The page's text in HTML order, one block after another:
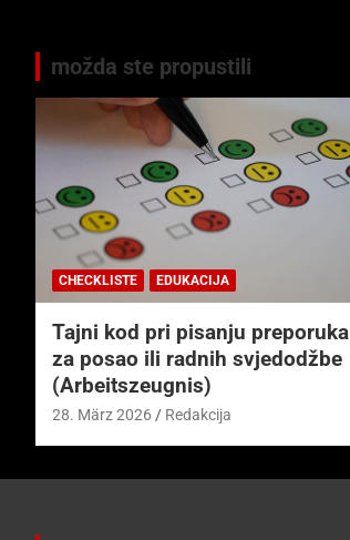
možda ste propustili
CHECKLISTE EDUKACIJA
Tajni kod pri pisanju preporuka
za posao ili radnih svjedodžbe
(Arbeitszeugnis)
28. März 2026 Redakcija